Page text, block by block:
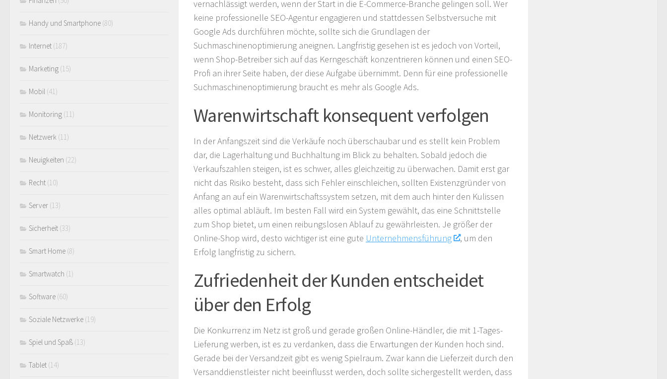
vernachlässigt werden, wenn der Start in die E-Commerce-Branche gelingen soll. Wer
keine professionelle SEO-Agentur engagieren und stattdessen Selbstversuche mit
Google Ads durchführen möchte, sollte sich die Grundlagen der
Suchmaschinenoptimierung aneignen. Langfristig gesehen ist es jedoch von Vorteil,
wenn Shop-Betreiber sich auf das Kerngeschäft konzentrieren können und einen SEO-
Profi an ihrer Seite haben, der diese Aufgabe übernimmt. Denn für eine professionelle
Suchmaschinenoptimierung braucht es mehr als Google Ads.
Warenwirtschaft konsequent verfolgen
In der Anfangszeit sind die Verkäufe noch überschaubar und es stellt kein Problem
dar, die Lagerhaltung und Buchhaltung im Blick zu behalten. Sobald jedoch die
Verkaufszahlen steigen, ist es schwer, alles gleichzeitig zu überwachen. Damit erst gar
nicht das Risiko besteht, dass sich Fehler einschleichen, sollten Existenzgründer von
Anfang an auf ein Warenwirtschaftssystem setzen, mit dem auch hinter den Kulissen
alles optimal abläuft. Im besten Fall wird ein System gewählt, das eine Schnittstelle
zum Shop bietet, um einen reibungslosen Ablauf zu gewährleisten. Je größer der
Online-Shop wird, desto wichtiger ist eine gute Unternehmensführung
, um den
Erfolg langfristig zu sichern.
Zufriedenheit der Kunden entscheidet
über den Erfolg
Die Konkurrenz im Netz ist groß und gerade großen Online-Händler, die mit 1-Tages-
Lieferung werben, ist es zu verdanken, dass die Erwartungen der Kunden hoch sind.
Gerade bei der Versandzeit gibt es wenig Spielraum. Zwar kann die Lieferzeit durch den
Versanddienstleister nicht beeinflusst werden, doch sollte sichergestellt werden, dass
Handy und Smartphone (80)
Internet (187)
Marketing (15)
Mobil (41)
Monitoring (11)
Netzwerk (11)
Neuigkeiten (22)
Recht (10)
Server (13)
Sicherheit (33)
Smart Home (8)
Smartwatch (1)
Software (60)
Soziale Netzwerke (19)
Spiel und Spaß (13)
Tablet (14)